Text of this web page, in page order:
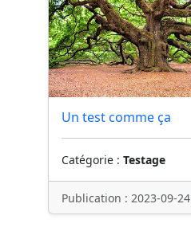
Un test comme ça
Catégorie : Testage
Publication : 2023-09-24